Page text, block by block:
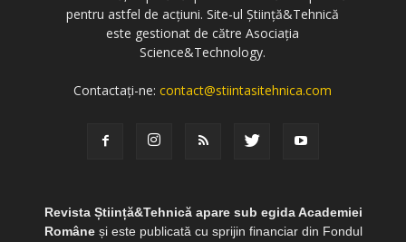
pentru astfel de acțiuni. Site-ul Știință&Tehnică
este gestionat de către Asociația
Science&Technology.
Contactați-ne:contact@stiintasitehnica.com
Revista Știință&Tehnică apare sub egida Academiei
Româneși este publicată cu sprijin financiar din Fondul